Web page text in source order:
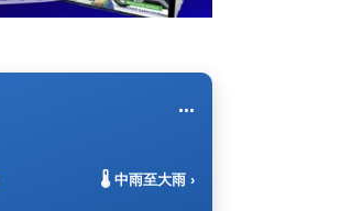
...
🌡️ 中雨至大雨 ›